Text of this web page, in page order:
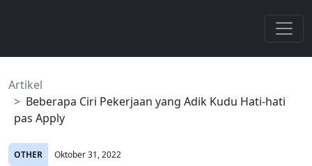
Artikel
Beberapa Ciri Pekerjaan yang Adik Kudu Hati-hati
pas Apply
OTHER Oktober 31, 2022